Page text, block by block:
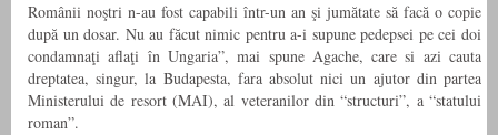
Românii noştri n-au fost capabili într-un an şi jumătate să facă o copie
după un dosar. Nu au făcut nimic pentru a-i supune pedepsei pe cei doi
condamnaţi aflaţi în Ungaria”, mai spune Agache, care si azi cauta
dreptatea, singur, la Budapesta, fara absolut nici un ajutor din partea
Ministerului de resort (MAI), al veteranilor din “structuri”, a “statului
roman”.